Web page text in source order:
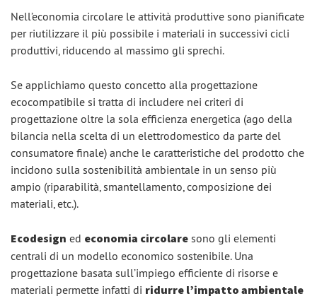
Nell’economia circolare le attività produttive sono pianificate
per riutilizzare il più possibile i materiali in successivi cicli
produttivi, riducendo al massimo gli sprechi.
Se applichiamo questo concetto alla progettazione
ecocompatibile si tratta di includere nei criteri di
progettazione oltre la sola efficienza energetica (ago della
bilancia nella scelta di un elettrodomestico da parte del
consumatore finale) anche le caratteristiche del prodotto che
incidono sulla sostenibilità ambientale in un senso più
ampio (riparabilità, smantellamento, composizione dei
materiali, etc.).
Ecodesign ed economia circolare sono gli elementi
centrali di un modello economico sostenibile. Una
progettazione basata sull’impiego efficiente di risorse e
materiali permette infatti di ridurre l’impatto ambientale